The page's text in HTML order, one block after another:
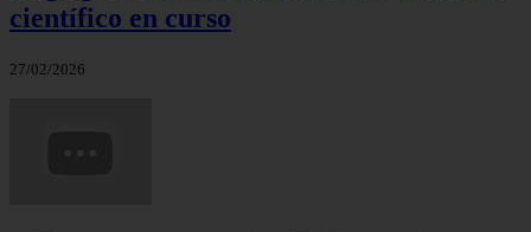
científico en curso
27/02/2026